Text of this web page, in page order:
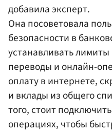
добавила эксперт.
Она посоветовала
безопасности в
устанавливать
переводы и онлайн-
оплату в интернете,
и вклады из общего
того, стоит
операциях, чтобы